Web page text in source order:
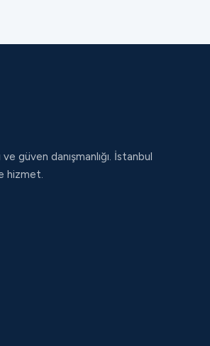
güven danışmanlığı. İstanbul
hizmet.